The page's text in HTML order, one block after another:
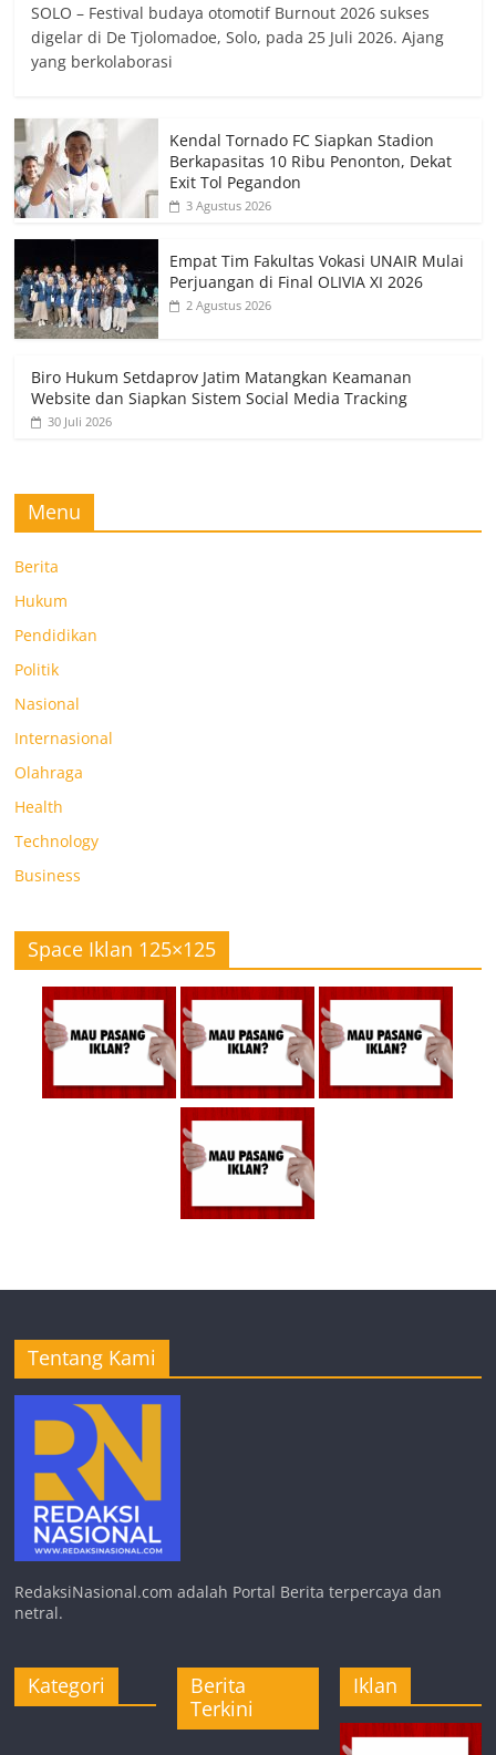
SOLO – Festival budaya otomotif Burnout 2026 sukses
digelar di De Tjolomadoe, Solo, pada 25 Juli 2026. Ajang
yang berkolaborasi
Kendal Tornado FC Siapkan Stadion
Berkapasitas 10 Ribu Penonton, Dekat
Exit Tol Pegandon
3 Agustus 2026
Empat Tim Fakultas Vokasi UNAIR Mulai
Perjuangan di Final OLIVIA XI 2026
2 Agustus 2026
Biro Hukum Setdaprov Jatim Matangkan Keamanan
Website dan Siapkan Sistem Social Media Tracking
30 Juli 2026
Menu
Berita
Hukum
Pendidikan
Politik
Nasional
Internasional
Olahraga
Health
Technology
Business
Space Iklan 125×125
Tentang Kami
RedaksiNasional.com adalah Portal Berita terpercaya dan
netral.
Kategori
Berita
Terkini
Iklan